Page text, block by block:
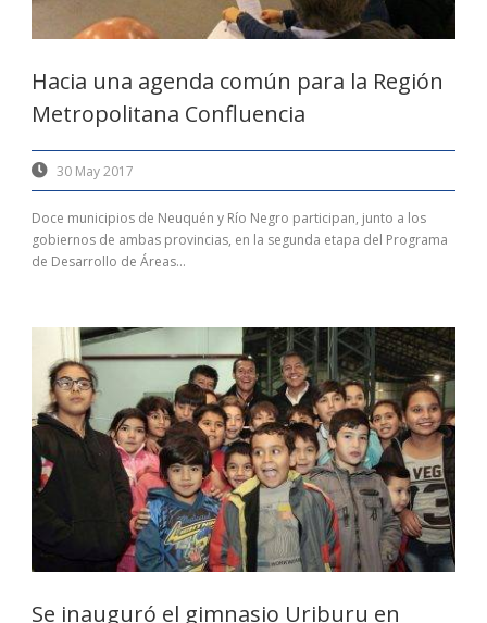
Hacia una agenda común para la Región
Metropolitana Confluencia
30 May 2017
Doce municipios de Neuquén y Río Negro participan, junto a los
gobiernos de ambas provincias, en la segunda etapa del Programa
de Desarrollo de Áreas...
Se inauguró el gimnasio Uriburu en